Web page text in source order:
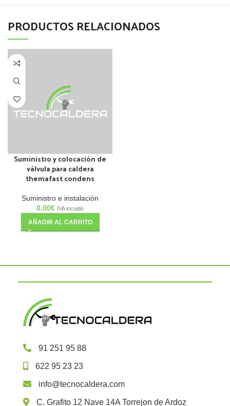
PRODUCTOS RELACIONADOS
Suministro y colocación de
válvula para caldera
themafast condens
Suministro e instalación
0,00€ IVA incuido
AÑADIR AL CARRITO
91 251 95 88
622 95 23 23
info@tecnocaldera.com
C. Grafito 12 Nave 14A Torrejon de Ardoz